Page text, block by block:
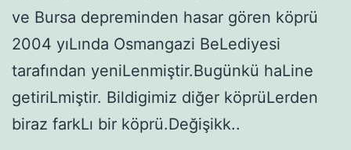
ve Bursa depreminden hasar gören köprü
2004 yıLında Osmangazi BeLediyesi
tarafından yeniLenmiştir.Bugünkü haLine
getiriLmiştir. Bildigimiz diğer köprüLerden
biraz farkLı bir köprü.Değişikk..